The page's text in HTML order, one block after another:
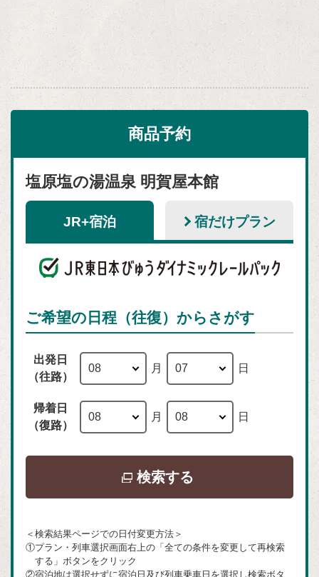
商品予約
塩原塩の湯温泉 明賀屋本館
JR+宿泊 宿だけプラン
ご希望の日程（往復）からさがす
出発日
（往路）
月 日
帰着日
（復路）
月 日
検索する
ウ
ン
＜検索結果ページでの日付変更方法＞
①プラン・列車選択画面右上の「全ての条件を変更して再検索
する」ボタンをクリック
②宿泊地は選択せずに宿泊日及び列車乗車日を選択し検索ボタ